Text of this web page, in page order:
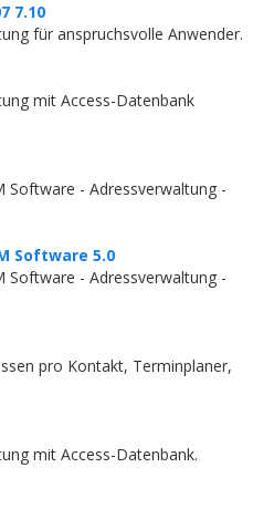
7.10
für anspruchsvolle Anwender.
mit Access-Datenbank
Software - Adressverwaltung -
Software 5.0
Software - Adressverwaltung -
pro Kontakt, Terminplaner,
mit Access-Datenbank.